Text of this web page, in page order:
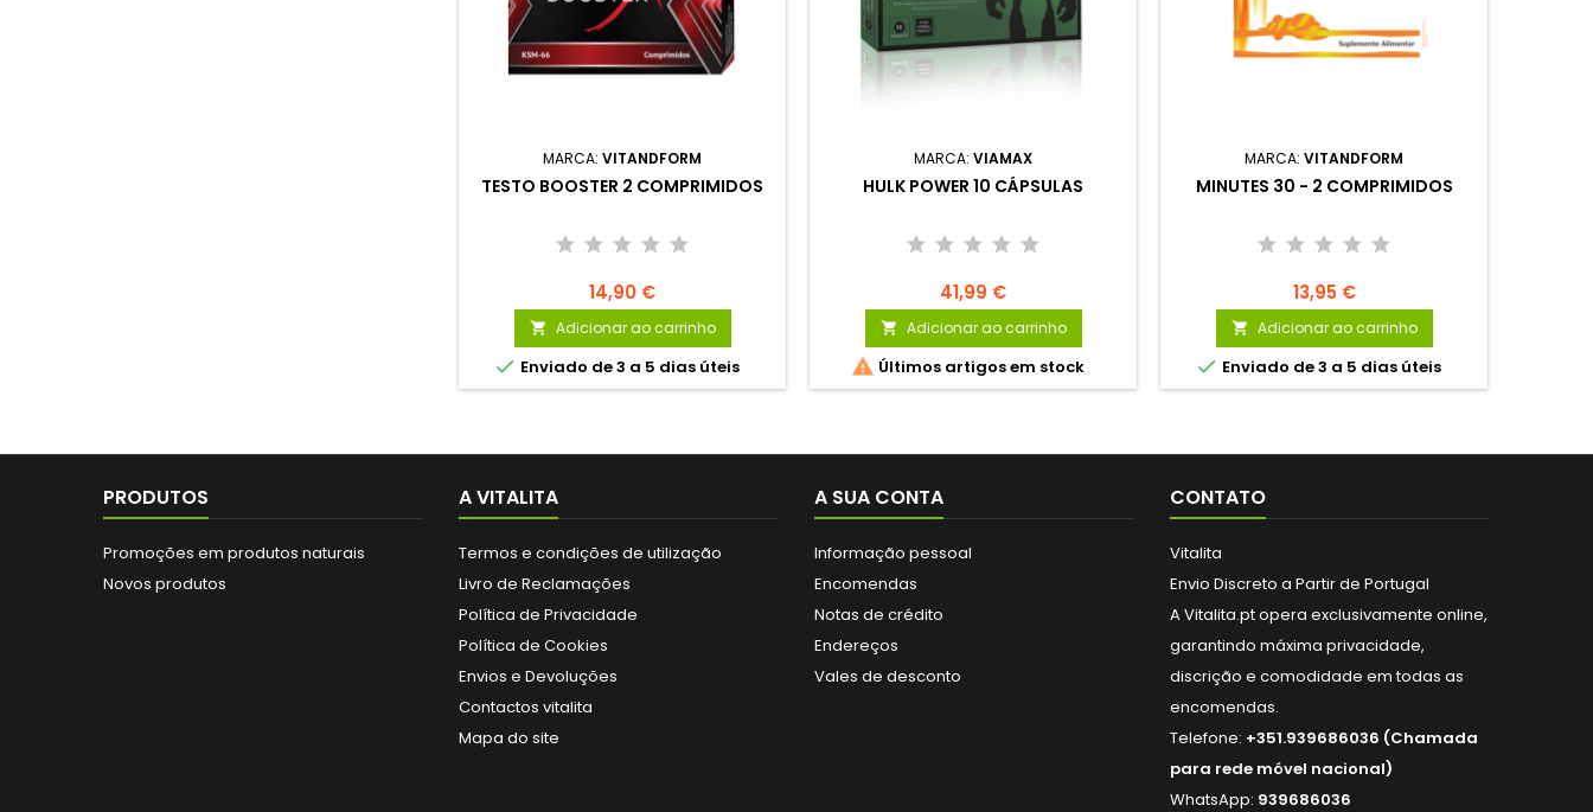
MARCA: VITANDFORM
TESTO BOOSTER 2 COMPRIMIDOS
14,90 €
 Adicionar ao carrinho
 Enviado de 3 a 5 dias úteis
MARCA: VIAMAX
HULK POWER 10 CÁPSULAS
41,99 €
 Adicionar ao carrinho
 Últimos artigos em stock
MARCA: VITANDFORM
MINUTES 30 - 2 COMPRIMIDOS
13,95 €
 Adicionar ao carrinho
 Enviado de 3 a 5 dias úteis
PRODUTOS
Promoções em produtos naturais
Novos produtos
A VITALITA
Termos e condições de utilização
Livro de Reclamações
Política de Privacidade
Política de Cookies
Envios e Devoluções
Contactos vitalita
Mapa do site
A SUA CONTA
Informação pessoal
Encomendas
Notas de crédito
Endereços
Vales de desconto
CONTATO
Vitalita
Envio Discreto a Partir de Portugal
A Vitalita.pt opera exclusivamente online,
garantindo máxima privacidade,
discrição e comodidade em todas as
encomendas.
Telefone: +351.939686036 (Chamada
para rede móvel nacional)
WhatsApp: 939686036